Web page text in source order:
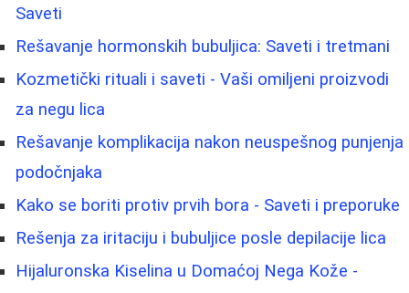
Saveti
Rešavanje hormonskih bubuljica: Saveti i tretmani
Kozmetički rituali i saveti - Vaši omiljeni proizvodi
za negu lica
Rešavanje komplikacija nakon neuspešnog punjenja
podočnjaka
Kako se boriti protiv prvih bora - Saveti i preporuke
Rešenja za iritaciju i bubuljice posle depilacije lica
Hijaluronska Kiselina u Domaćoj Nega Kože -